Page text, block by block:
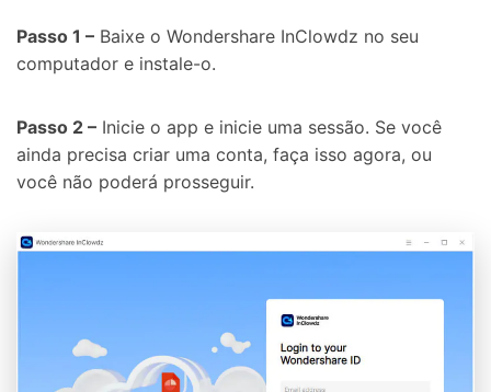
Passo 1 – Baixe o Wondershare InClowdz no seu
computador e instale-o.
Passo 2 – Inicie o app e inicie uma sessão. Se você
ainda precisa criar uma conta, faça isso agora, ou
você não poderá prosseguir.